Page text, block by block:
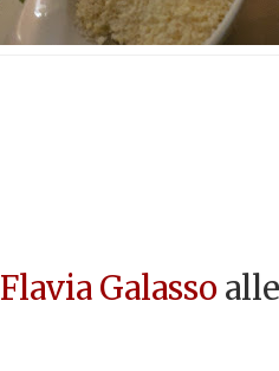
Flavia Galasso